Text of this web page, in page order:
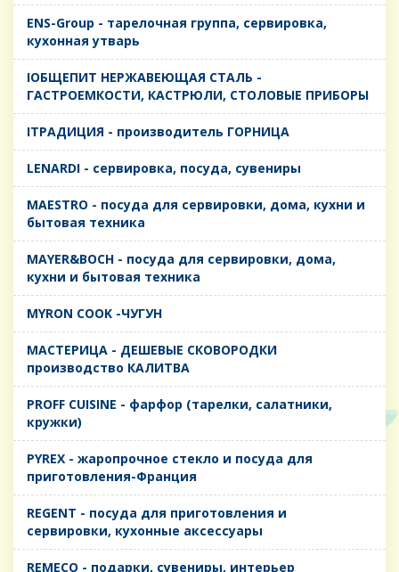
ENS-Group - тарелочная группа, сервировка,
кухонная утварь
IОБЩЕПИТ НЕРЖАВЕЮЩАЯ СТАЛЬ -
ГАСТРОЕМКОСТИ, КАСТРЮЛИ, СТОЛОВЫЕ ПРИБОРЫ
IТРАДИЦИЯ - производитель ГОРНИЦА
LENARDI - сервировка, посуда, сувениры
MAESTRO - посуда для сервировки, дома, кухни и
бытовая техника
MAYER&BOCH - посуда для сервировки, дома,
кухни и бытовая техника
MYRON COOK -ЧУГУН
MАСТЕРИЦА - ДЕШЕВЫЕ СКОВОРОДКИ
производство КАЛИТВА
PROFF CUISINE - фарфор (тарелки, салатники,
кружки)
PYREX - жаропрочное стекло и посуда для
приготовления-Франция
REGENT - посуда для приготовления и
сервировки, кухонные аксессуары
REMECO - подарки, сувениры, интерьер